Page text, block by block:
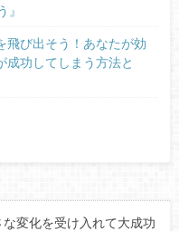
飛び出そう！あなたが効
成功してしまう方法と
な変化を受け入れて大成功